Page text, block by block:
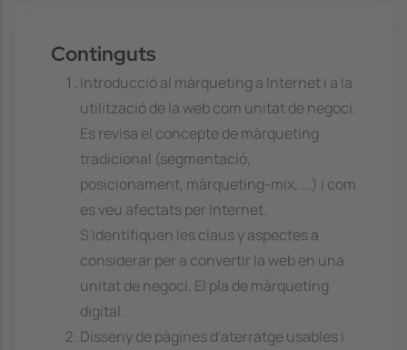
Continguts
Introducció al màrqueting a Internet i a la
utilització de la web com unitat de negoci.
Es revisa el concepte de màrqueting
tradicional (segmentació,
posicionament, màrqueting-mix, ...) i com
es veu afectats per Internet.
S'identifiquen les claus y aspectes a
considerar per a convertir la web en una
unitat de negoci. El pla de màrqueting
digital.
Disseny de pàgines d'aterratge usables i